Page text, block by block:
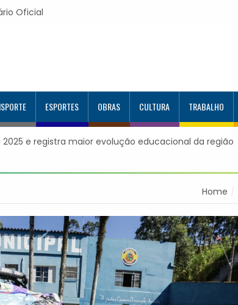
Oficial
ESPORTES OBRAS CULTURA TRABALHO
2025 e registra maior evolução educacional da região
Home